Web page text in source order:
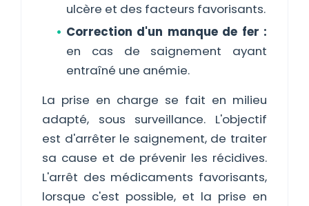
ulcère et des facteurs favorisants.
Correction d'un manque de fer :
en cas de saignement ayant
entraîné une anémie.
La prise en charge se fait en milieu
adapté, sous surveillance. L'objectif
est d'arrêter le saignement, de traiter
sa cause et de prévenir les récidives.
L'arrêt des médicaments favorisants,
lorsque c'est possible, et la prise en